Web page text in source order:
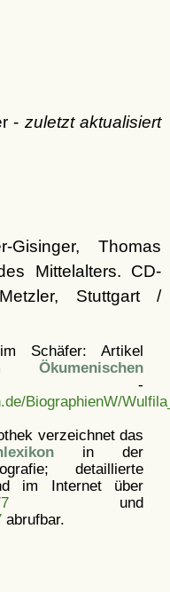
- zuletzt aktualisiert
Gisinger, Thomas
Mittelalters. CD-
Stuttgart /
Schäfer: Artikel
Ökumenischen
BiographienW/
verzeichnet das
in der
detaillierte
im Internet über
und
abrufbar.